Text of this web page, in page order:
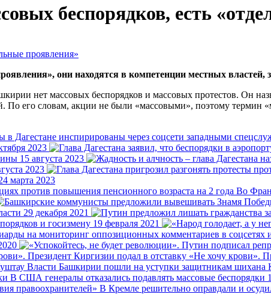
беспорядков, есть
они находятся в компетенции местных властей,
нет массовых беспорядков и массовых протестов. Он
По его словам, акции не были «массовыми», поэтому
2023
15 августа 2023
2023
марта 2023
Во
29 декабря 2021
и госизмену 19 февраля 2021
«Не хочу крови».
Власти Башкирии пошли на уступки защитникам шихана
В США генералы отказались подавлять массовые беспорядки
В Кремле решительно оправдали и